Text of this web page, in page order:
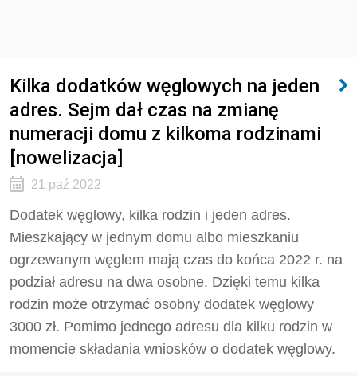
Kilka dodatków węglowych na jeden
adres. Sejm dał czas na zmianę
numeracji domu z kilkoma rodzinami
[nowelizacja]
21 paź 2022
Dodatek węglowy, kilka rodzin i jeden adres.
Mieszkający w jednym domu albo mieszkaniu
ogrzewanym węglem mają czas do końca 2022 r. na
podział adresu na dwa osobne. Dzięki temu kilka
rodzin może otrzymać osobny dodatek węglowy
3000 zł. Pomimo jednego adresu dla kilku rodzin w
momencie składania wniosków o dodatek węglowy.